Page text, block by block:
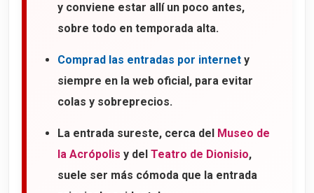
y conviene estar allí un poco antes,
sobre todo en temporada alta.
Comprad las entradas por internet y
siempre en la web oficial, para evitar
colas y sobreprecios.
La entrada sureste, cerca del
Museo de
la Acrópolis y del Teatro de Dionisio,
suele ser más cómoda que la entrada